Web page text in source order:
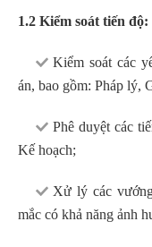
1.2 Kiểm soát tiến độ:
Kiểm soát các
án, bao gồm: Pháp
Phê duyệt các
Kế hoạch;
Xử lý các
mắc có khả năng ảnh